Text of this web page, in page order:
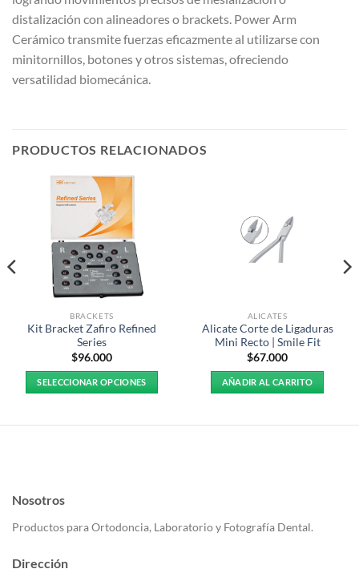
distalización con alineadores o brackets. Power Arm
Cerámico transmite fuerzas eficazmente al utilizarse con
minitornillos, botones y otros sistemas, ofreciendo
versatilidad biomecánica.
PRODUCTOS RELACIONADOS
BRACKETS
Kit Bracket Zafiro Refined
Series
$96.000
SELECCIONAR OPCIONES
pueden
ALICATES
Alicate Corte de Ligaduras
Mini Recto | Smile Fit
$67.000
AÑADIR AL CARRITO
Nosotros
Productos para Ortodoncia, Laboratorio y Fotografía Dental.
Dirección